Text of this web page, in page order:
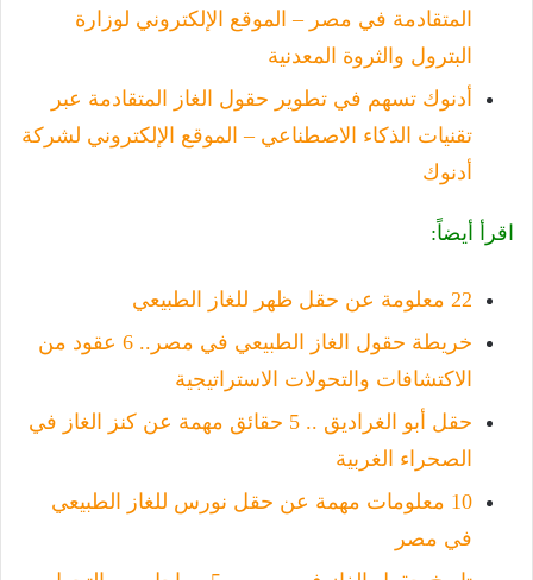
المتقادمة في مصر – الموقع الإلكتروني لوزارة
البترول والثروة المعدنية
أدنوك تسهم في تطوير حقول الغاز المتقادمة عبر
تقنيات الذكاء الاصطناعي – الموقع الإلكتروني لشركة
أدنوك
اقرأ أيضاً:
22 معلومة عن حقل ظهر للغاز الطبيعي
خريطة حقول الغاز الطبيعي في مصر.. 6 عقود من
الاكتشافات والتحولات الاستراتيجية
حقل أبو الغراديق .. 5 حقائق مهمة عن كنز الغاز في
الصحراء الغربية
10 معلومات مهمة عن حقل نورس للغاز الطبيعي
في مصر